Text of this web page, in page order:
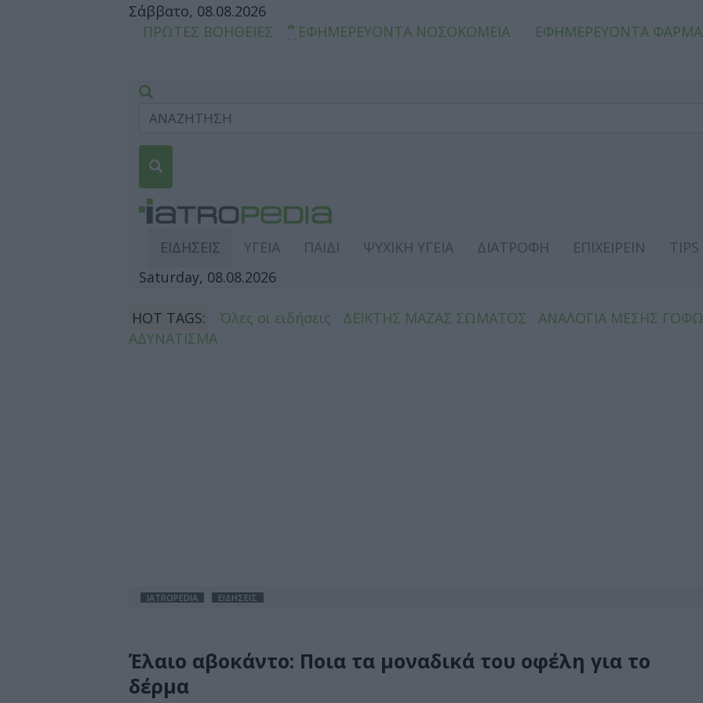
Σάββατο, 08.08.2026
ΠΡΩΤΕΣ ΒΟΗΘΕΙΕΣ
ΕΦΗΜΕΡΕΥΟΝΤΑ ΝΟΣΟΚΟΜΕΙΑ ΕΦΗΜΕΡΕΥΟΝΤΑ
ΕΙΔΗΣΕΙΣ ΥΓΕΙΑ ΠΑΙΔΙ ΨΥΧΙΚΗ ΥΓΕΙΑ ΔΙΑΤΡΟΦΗ ΕΠΙΧΕΙΡΕΙΝ
TIPS
Saturday, 08.08.2026
HOT TAGS: Όλες οι ειδήσεις ΔΕΙΚΤΗΣ ΜΑΖΑΣ ΣΩΜΑΤΟΣ
ΑΝΑΛΟΓΙΑ ΜΕΣΗΣ
ΑΔΥΝΑΤΙΣΜΑ
IATROPEDIA ΕΙΔΗΣΕΙΣ
Έλαιο αβοκάντο: Ποια τα μοναδικά του οφέλη για το
δέρμα